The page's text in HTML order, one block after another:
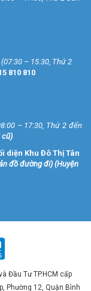
(07:30 – 15:30, Thứ 2
810 810
– 17:30, Thứ 2 đến
cũ)
diện Khu Đô Thị Tân
đồ đường đi) (Huyện
Đầu Tư TP.HCM cấp
Phường 12, Quận Bình